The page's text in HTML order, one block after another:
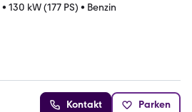
• 130 kW (177 PS) • Benzin
Kontakt Parken